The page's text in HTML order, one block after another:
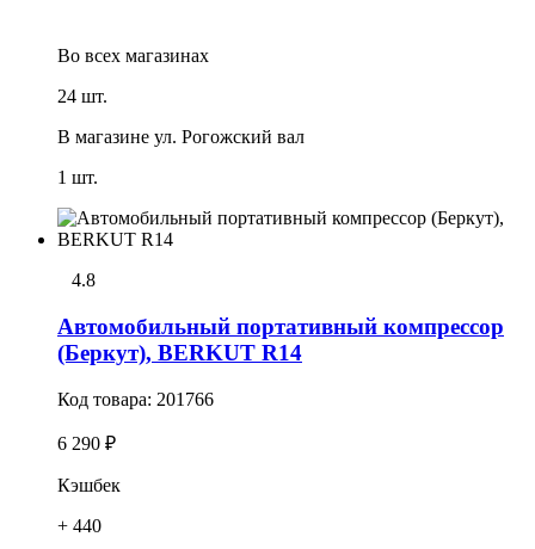
Во всех магазинах
24 шт.
В магазине ул. Рогожский вал
1 шт.
4.8
Автомобильный портативный компрессор
(Беркут), BERKUT R14
Код товара: 201766
6 290 ₽
Кэшбек
+ 440